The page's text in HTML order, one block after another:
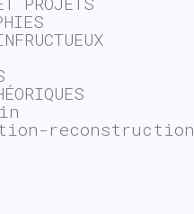
reconstruction